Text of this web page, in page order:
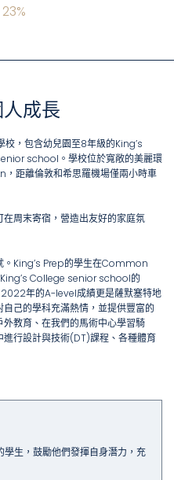
23%
成長
，包含幼兒園至8年級的King’s
school。學校位於寬敞的美麗環
距離倫敦和希思羅機場僅兩小時車
周末寄宿，營造出友好的家庭氛
。King’s Prep的學生在Common
King’s College senior school的
年的A-level成績更是薩默塞特地
己的學科充滿熱情，並提供豐富的
教育、在我們的馬術中心學習騎
行設計與技術(DT)課程、各種體育
學生，鼓勵他們發揮自身潛力，充